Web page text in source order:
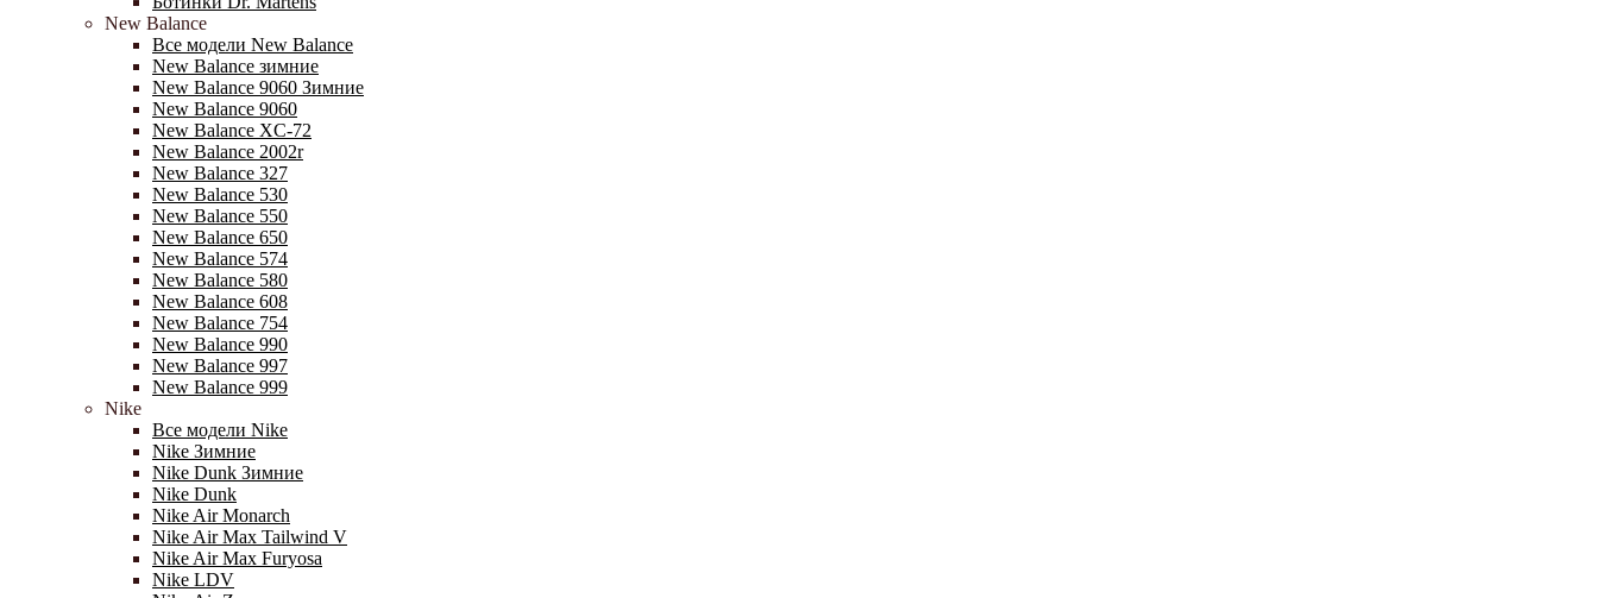
New Balance
Все модели New Balance
New Balance зимние
New Balance 9060 Зимние
New Balance 9060
New Balance XC-72
New Balance 2002r
New Balance 327
New Balance 530
New Balance 550
New Balance 650
New Balance 574
New Balance 580
New Balance 608
New Balance 754
New Balance 990
New Balance 997
New Balance 999
Nike
Все модели Nike
Nike Зимние
Nike Dunk Зимние
Nike Dunk
Nike Air Monarch
Nike Air Max Tailwind V
Nike Air Max Furyosa
Nike LDV